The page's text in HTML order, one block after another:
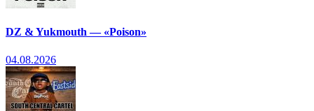
DZ & Yukmouth — «Poison»
04.08.2026